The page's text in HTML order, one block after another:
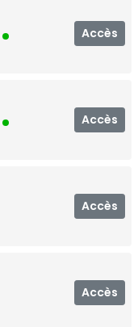
Accès
Accès
Accès
Accès